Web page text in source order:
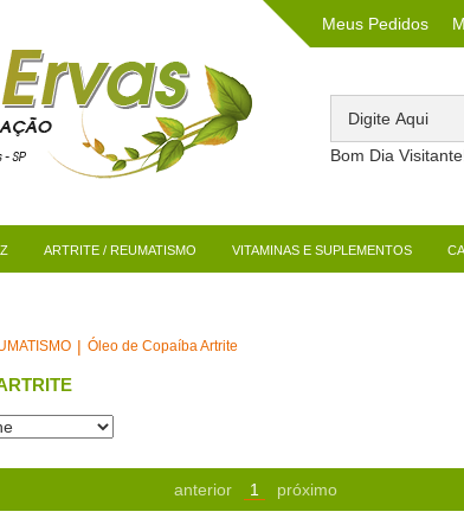
Meus Pedidos
Bom Dia
ARTRITE / REUMATISMO VITAMINAS E SUPLEMENTOS
Óleo de Copaíba Artrite
anterior 1 próximo